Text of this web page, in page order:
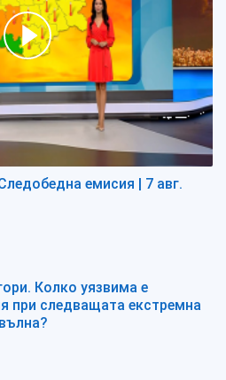
емисия | 7 авг.
Колко уязвима е
при следващата екстремна